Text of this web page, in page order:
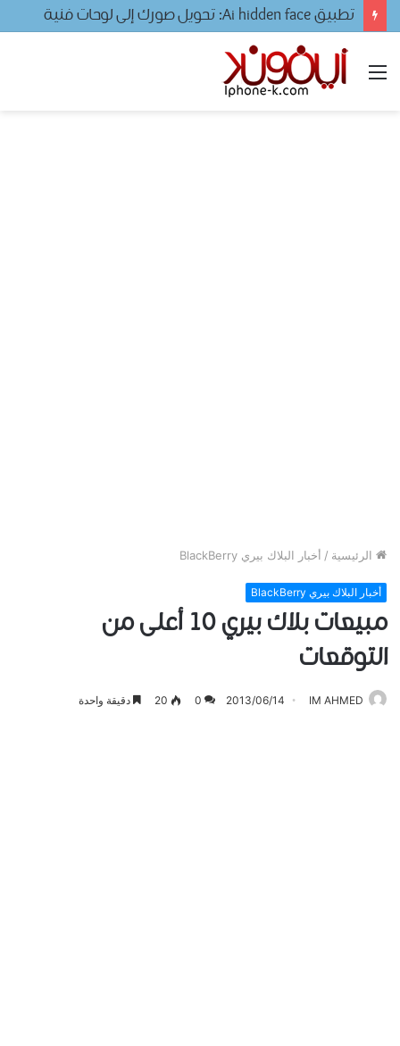
تطبيق Ai hidden face: تحويل صورك إلى لوحات فنية
القائمة
الرئيسية / أخبار البلاك بيري BlackBerry
أخبار البلاك بيري BlackBerry
مبيعات بلاك بيري 10 أعلى من
التوقعات
IM AHMED
2013/06/14
0
20 دقيقة واحدة